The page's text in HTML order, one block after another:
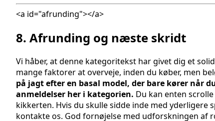
<a id="afrunding"></a>
8. Afrunding og næste skridt
Vi håber, at denne kategoritekst har givet dig et
mange faktorer at overveje, inden du køber, men
på jagt efter en basal model, der bare kører når
anmeldelser her i kategorien. Du kan enten
kikkerten. Hvis du skulle sidde inde med yderligere
kontakte os. God fornøjelse med udforskningen af